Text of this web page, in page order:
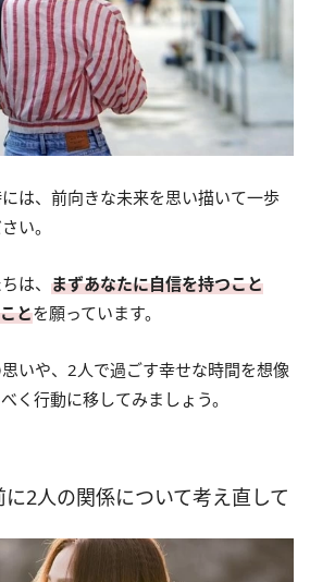
は、前向きな未来を思い描いて一歩
い。
は、 まずあなたに自信を持つこと
とを願っています。
いや、2人で過ごす幸せな時間を想像
く行動に移してみましょう。
に2人の関係について考え直して